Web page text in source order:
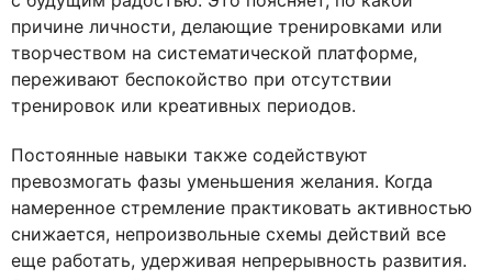
причине личности, делающие тренировками или
творчеством на систематической платформе,
переживают беспокойство при отсутствии
тренировок или креативных периодов.
Постоянные навыки также содействуют
превозмогать фазы уменьшения желания. Когда
намеренное стремление практиковать активностью
снижается, непроизвольные схемы действий все
еще работать, удерживая непрерывность развития.